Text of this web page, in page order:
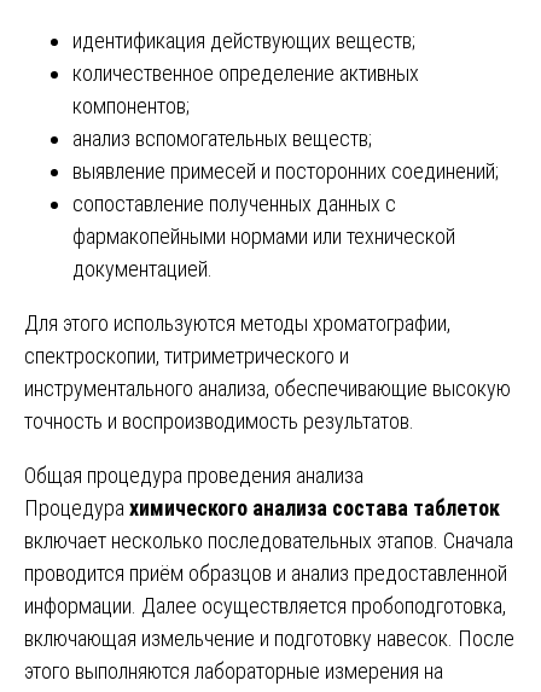
идентификация действующих веществ;
количественное определение активных
компонентов;
анализ вспомогательных веществ;
выявление примесей и посторонних соединений;
сопоставление полученных данных с
фармакопейными нормами или технической
документацией.
Для этого используются методы хроматографии,
спектроскопии, титриметрического и
инструментального анализа, обеспечивающие высокую
точность и воспроизводимость результатов.
Общая процедура проведения анализа
Процедура химического анализа состава таблеток
включает несколько последовательных этапов. Сначала
проводится приём образцов и анализ предоставленной
информации. Далее осуществляется пробоподготовка,
включающая измельчение и подготовку навесок. После
этого выполняются лабораторные измерения на